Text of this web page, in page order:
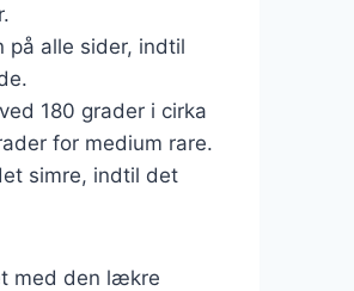
på alle sider, indtil
180 grader i cirka
for medium rare.
simre, indtil det
med den lækre